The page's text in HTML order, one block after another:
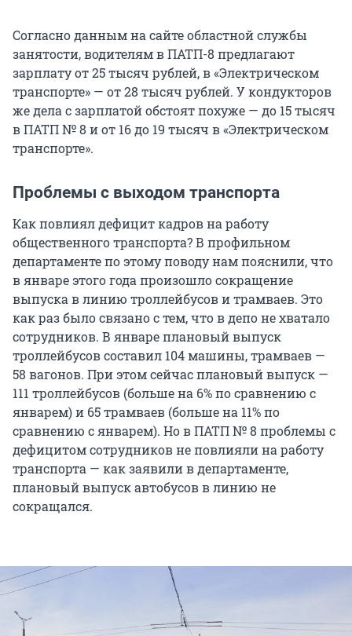
Согласно данным на сайте областной службы
занятости, водителям в ПАТП-8 предлагают
зарплату от 25 тысяч рублей, в «Электрическом
транспорте» — от 28 тысяч рублей. У кондукторов
же дела с зарплатой обстоят похуже — до 15 тысяч
в ПАТП № 8 и от 16 до 19 тысяч в «Электрическом
транспорте».
Проблемы с выходом транспорта
Как повлиял дефицит кадров на работу
общественного транспорта? В профильном
департаменте по этому поводу нам пояснили, что
в январе этого года произошло сокращение
выпуска в линию троллейбусов и трамваев. Это
как раз было связано с тем, что в депо не хватало
сотрудников. В январе плановый выпуск
троллейбусов составил 104 машины, трамваев —
58 вагонов. При этом сейчас плановый выпуск —
111 троллейбусов (больше на 6% по сравнению с
январем) и 65 трамваев (больше на 11% по
сравнению с январем). Но в ПАТП № 8 проблемы с
дефицитом сотрудников не повлияли на работу
транспорта — как заявили в департаменте,
плановый выпуск автобусов в линию не
сокращался.